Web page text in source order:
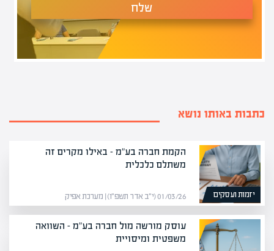
שלח
כתבות באותו נושא
יזמות ועסקים
הקמת חברה בע"מ – באילו מקרים זה
משתלם כלכלית
01/03/26 (י״ב אדר תשפ״ו) | מערכת אפיק
עוסק מורשה מול חברה בע"מ – השוואה
משפטית ומיסויית